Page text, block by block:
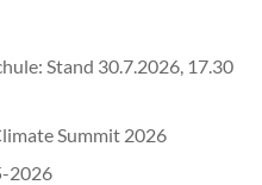
Stand 30.7.2026, 17.30
Summit 2026
2026